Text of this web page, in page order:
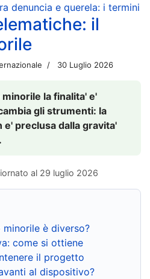
denuncia e querela: i termini
il
30 Luglio 2026
la finalita' e'
gli strumenti: la
e' preclusa dalla gravita'
al 29 luglio 2026
è diverso?
come si ottiene
il progetto
al dispositivo?